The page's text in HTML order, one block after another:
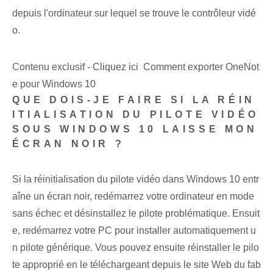
depuis l'ordinateur sur lequel se trouve le contrôleur vidé
o.
Contenu exclusif - Cliquez ici Comment exporter OneNot
e pour Windows 10
QUE DOIS-JE FAIRE SI LA RÉIN
ITIALISATION DU PILOTE VIDÉO
SOUS WINDOWS 10 LAISSE MON
ÉCRAN NOIR ?
Si la réinitialisation du pilote vidéo dans Windows 10 entr
aîne un écran noir, redémarrez votre ordinateur en mode
sans échec et désinstallez le pilote problématique. Ensuit
e, redémarrez votre PC pour installer automatiquement u
n pilote générique. Vous pouvez ensuite réinstaller le pilo
te approprié en le téléchargeant depuis le site Web du fab